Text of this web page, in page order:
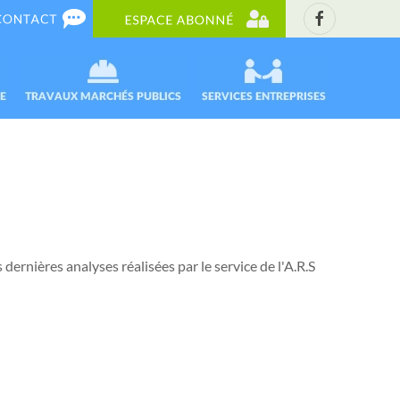
analyses réalisées par le service de l'A.R.S